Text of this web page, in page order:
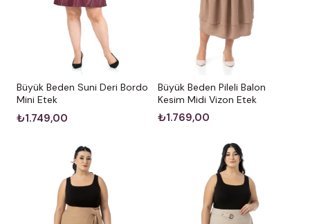
Büyük Beden Suni Deri Bordo
Mini Etek
₺1.749,00
Büyük Beden Pileli Balon
Kesim Midi Vizon Etek
₺1.769,00